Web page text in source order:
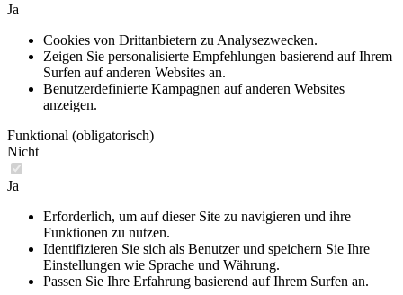
Ja
Cookies von Drittanbietern zu Analysezwecken.
Zeigen Sie personalisierte Empfehlungen basierend auf Ihrem
Surfen auf anderen Websites an.
Benutzerdefinierte Kampagnen auf anderen Websites
anzeigen.
Funktional (obligatorisch)
Nicht
Ja
Erforderlich, um auf dieser Site zu navigieren und ihre
Funktionen zu nutzen.
Identifizieren Sie sich als Benutzer und speichern Sie Ihre
Einstellungen wie Sprache und Währung.
Passen Sie Ihre Erfahrung basierend auf Ihrem Surfen an.